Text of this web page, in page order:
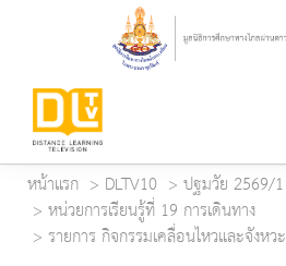
หน้าแรก DLTV10
ปฐมวัย 2569/1
หน่วยการเรียนรู้ที่ 19 การเดินทาง
รายการ กิจกรรมเคลื่อนไหวและจังหวะ